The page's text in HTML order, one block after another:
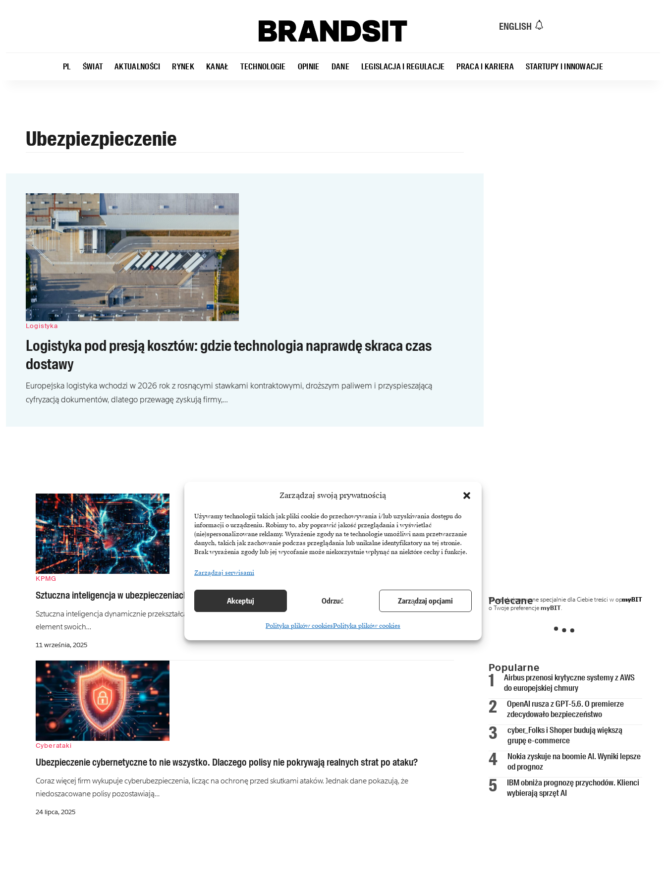
Zarządzaj swoją prywatnością
Używamy technologii takich jak pliki cookie do przechowywania i/lub uzyskiwania dostępu do
informacji o urządzeniu. Robimy to, aby poprawić jakość przeglądania i wyświetlać
(nie)spersonalizowane reklamy. Wyrażenie zgody na te technologie umożliwi nam przetwarzanie
danych, takich jak zachowanie podczas przeglądania lub unikalne identyfikatory na tej stronie.
Brak wyrażenia zgody lub jej wycofanie może niekorzystnie wpłynąć na niektóre cechy i funkcje.
Zarządzaj serwisami
Akceptuj Odrzuć Zarządzaj opcjami
Polityka plików cookiesPolityka plików cookies
ENGLISH
PL ŚWIAT AKTUALNOŚCI RYNEK KANAŁ TECHNOLOGIE OPINIE DANE LEGISLACJA I REGULACJE PRACA I KARIERA STARTUPY I INNOWACJE
Ubezpiezpieczenie
Logistyka
Logistyka pod presją kosztów: gdzie technologia naprawdę skraca czas
dostawy
Europejska logistyka wchodzi w 2026 rok z rosnącymi stawkami kontraktowymi, droższym paliwem i przyspieszającą
cyfryzacją dokumentów, dlatego przewagę zyskują firmy,…
KPMG
Sztuczna inteligencja w ubezpieczeniach: Wielkie plany, realne bariery
Sztuczna inteligencja dynamicznie przekształca polski sektor ubezpieczeniowy, a blisko 60% liderów branży uznaje ją za kluczowy
element swoich…
11 września, 2025
Cyberataki
Ubezpieczenie cybernetyczne to nie wszystko. Dlaczego polisy nie pokrywają realnych strat po ataku?
Coraz więcej firm wykupuje cyberubezpieczenia, licząc na ochronę przed skutkami ataków. Jednak dane pokazują, że
niedoszacowane polisy pozostawiają…
24 lipca, 2025
Polecane myBIT
Wyselekcjonowane specjalnie dla Ciebie treści w oparciu
o Twoje preferencjemyBIT.
Popularne
Airbus przenosi krytyczne systemy z AWS
do europejskiej chmury
OpenAI rusza z GPT-5.6. O premierze
zdecydowało bezpieczeństwo
cyber_Folks i Shoper budują większą
grupę e-commerce
Nokia zyskuje na boomie AI. Wyniki lepsze
od prognoz
IBM obniża prognozę przychodów. Klienci
wybierają sprzęt AI